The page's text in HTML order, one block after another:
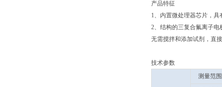
产品特征
1、内置微处理器芯片，
2、结构的三复合氟离子
无需搅拌和添加试剂，直
技术参数
测量范围